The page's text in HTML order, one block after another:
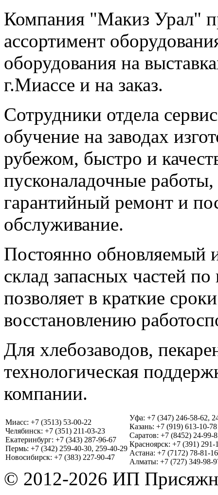
Компания "Макиз Урал"
ассортимент
оборудования на
г.Миассе и на заказ.
Сотрудники отдела
обучение на заводах
рубежом, быстро и
пусконаладочные
гарантийный ремонт и
обслуживание.
Постоянно
склад запасных частей
позволяет в краткие
восстановлению
Для хлебозаводов,
технологическая
компании.
Миасс: +7 (3513) 53-00-22
Челябинск: +7 (351) 211-03-23
Екатеринбург: +7 (343) 287-96-67
Пермь: +7 (342) 259-40-30, 259-40-29
Новосибирск: +7 (383) 227-90-47
Уфа: +7 (347) 246-58-62,
Казань: +7 (919) 613-10-78
Саратов: +7 (8452) 24-99-
Красноярск: +7 (391) 291-
Астана: +7 (7172) 78-81-16
Алматы: +7 (727) 349-98-
© 2012-2026 ИП